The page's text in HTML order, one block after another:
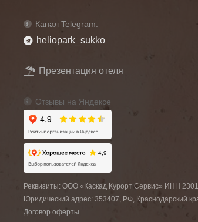
Канал Telegram:
heliopark_sukko
Презентация отеля
Отзывы на Яндексе
Реквизиты: ООО «Каскад Курорт Сервис» ИНН
Юридический адрес: 353407, РФ, Краснодарский
Договор оферты